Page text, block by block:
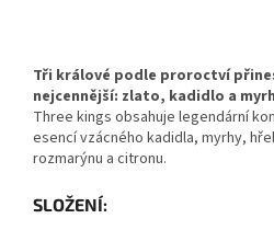
Tři králové podle proroctví
nejcennější: zlato, kadidlo a
Three kings obsahuje legendární
esencí vzácného kadidla, myrhy,
rozmarýnu a citronu.
SLOŽENÍ: